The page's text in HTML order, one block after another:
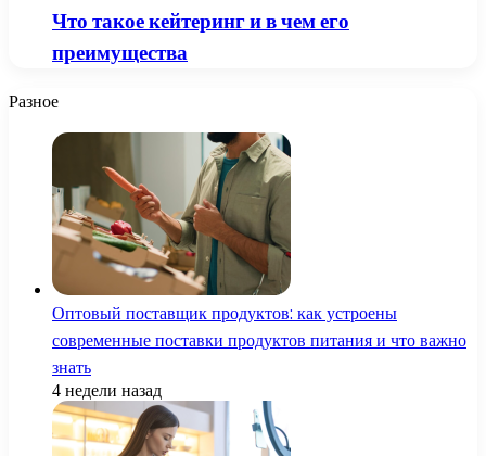
Что такое кейтеринг и в чем его
преимущества
Разное
Оптовый поставщик продуктов: как устроены
современные поставки продуктов питания и что важно
знать
4 недели назад